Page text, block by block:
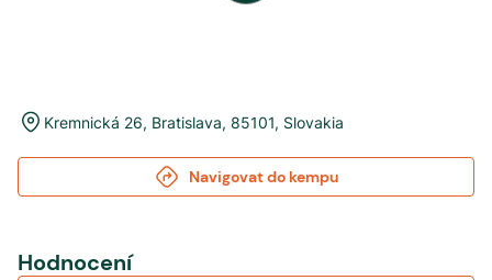
Kremnická 26, Bratislava, 85101, Slovakia
Navigovat do kempu
Hodnocení